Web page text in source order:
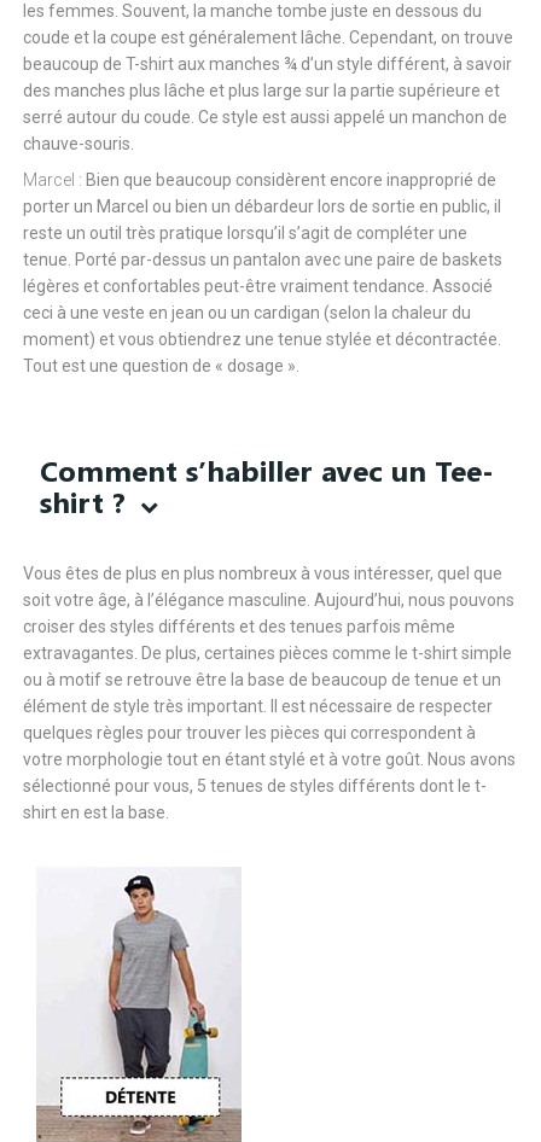
les femmes. Souvent, la manche tombe juste en dessous du
coude et la coupe est généralement lâche. Cependant, on trouve
beaucoup de T-shirt aux manches ¾ d’un style différent, à savoir
des manches plus lâche et plus large sur la partie supérieure et
serré autour du coude. Ce style est aussi appelé un manchon de
chauve-souris.
Marcel : Bien que beaucoup considèrent encore inapproprié de
porter un Marcel ou bien un débardeur lors de sortie en public, il
reste un outil très pratique lorsqu’il s’agit de compléter une
tenue. Porté par-dessus un pantalon avec une paire de baskets
légères et confortables peut-être vraiment tendance. Associé
ceci à une veste en jean ou un cardigan (selon la chaleur du
moment) et vous obtiendrez une tenue stylée et décontractée.
Tout est une question de « dosage ».
Comment s’habiller avec un Tee-
shirt ?
Vous êtes de plus en plus nombreux à vous intéresser, quel que
soit votre âge, à l’élégance masculine. Aujourd’hui, nous pouvons
croiser des styles différents et des tenues parfois même
extravagantes. De plus, certaines pièces comme le t-shirt simple
ou à motif se retrouve être la base de beaucoup de tenue et un
élément de style très important. Il est nécessaire de respecter
quelques règles pour trouver les pièces qui correspondent à
votre morphologie tout en étant stylé et à votre goût. Nous avons
sélectionné pour vous, 5 tenues de styles différents dont le t-
shirt en est la base.